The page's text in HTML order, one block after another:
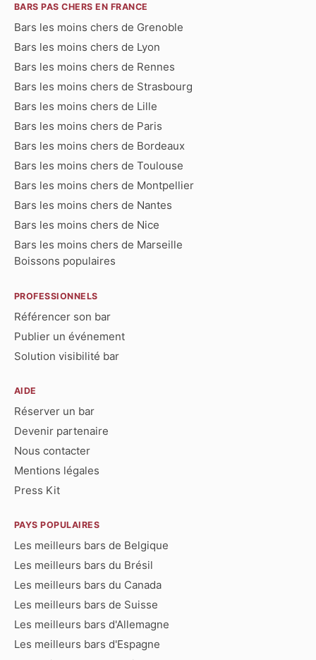
BARS PAS CHERS EN FRANCE
Bars les moins chers de Grenoble
Bars les moins chers de Lyon
Bars les moins chers de Rennes
Bars les moins chers de Strasbourg
Bars les moins chers de Lille
Bars les moins chers de Paris
Bars les moins chers de Bordeaux
Bars les moins chers de Toulouse
Bars les moins chers de Montpellier
Bars les moins chers de Nantes
Bars les moins chers de Nice
Bars les moins chers de Marseille
Boissons populaires
PROFESSIONNELS
Référencer son bar
Publier un événement
Solution visibilité bar
AIDE
Réserver un bar
Devenir partenaire
Nous contacter
Mentions légales
Press Kit
PAYS POPULAIRES
Les meilleurs bars de Belgique
Les meilleurs bars du Brésil
Les meilleurs bars du Canada
Les meilleurs bars de Suisse
Les meilleurs bars d'Allemagne
Les meilleurs bars d'Espagne